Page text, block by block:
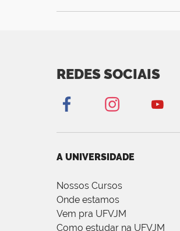
REDES SOCIAIS
A UNIVERSIDADE
Nossos Cursos
Onde estamos
Vem pra UFVJM
Como estudar na UFVJM